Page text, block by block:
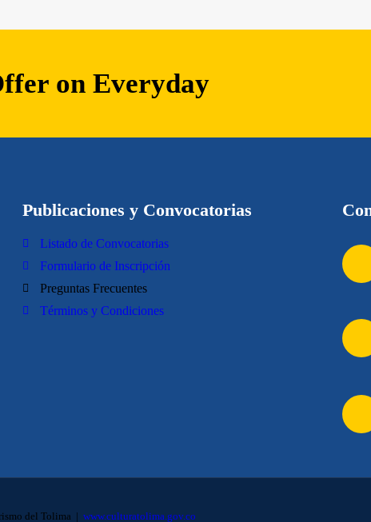
on Everyday
Publicaciones y Convocatorias
Listado de Convocatorias
Formulario de Inscripción
Preguntas Frecuentes
Términos y Condiciones
del Tolima | www.culturatolima.gov.co